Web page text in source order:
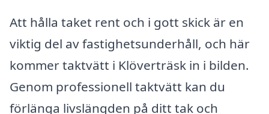
Att hålla taket rent och i gott skick är en
viktig del av fastighetsunderhåll, och här
kommer taktvätt i Klöverträsk in i bilden.
Genom professionell taktvätt kan du
förlänga livslängden på ditt tak och